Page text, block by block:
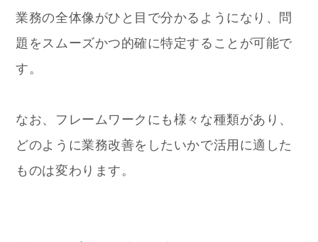
業務の全体像がひと目で分かるようになり、問
題をスムーズかつ的確に特定することが可能で
す。
なお、フレームワークにも様々な種類があり、
どのように業務改善をしたいかで活用に適した
ものは変わります。